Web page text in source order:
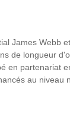
James Webb
de longueur
en partenariat
au niveau